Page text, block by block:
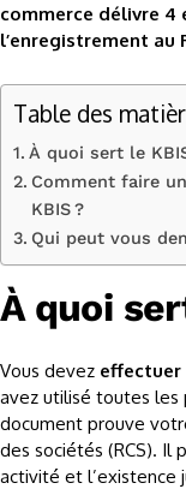
commerce délivre 4
l’enregistrement au
Table des
À quoi sert le
Comment faire
KBIS ?
Qui peut vous
À quoi
Vous devez effectuer
avez utilisé toutes les
document prouve
des sociétés (RCS).
activité et l’existence